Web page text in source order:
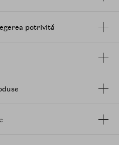
potrivită